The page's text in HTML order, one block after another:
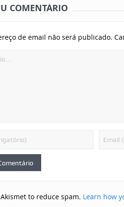
COMENTÁRIO
de email não será publicado.
to reduce spam. Learn how